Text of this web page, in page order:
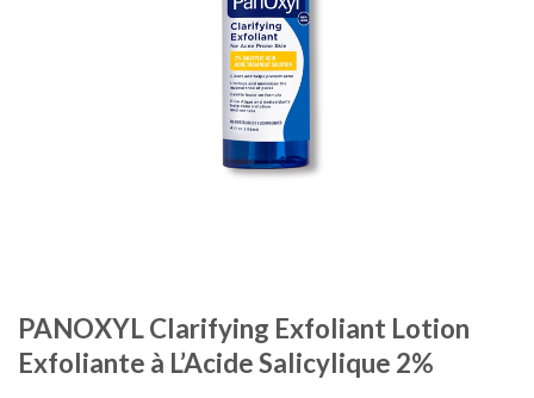
PANOXYL Clarifying Exfoliant Lotion
Exfoliante à L’Acide Salicylique 2%